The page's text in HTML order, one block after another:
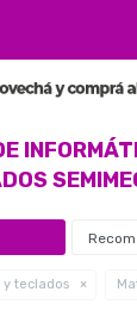
y teclados
Tecnología
y Video